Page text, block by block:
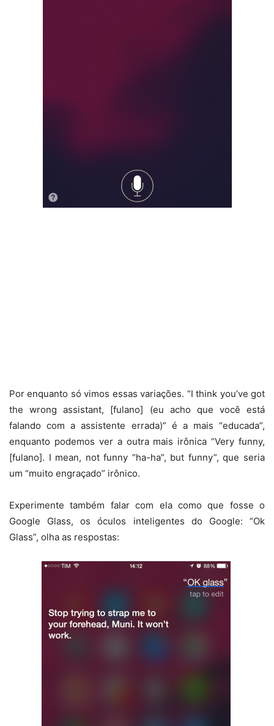
Por enquanto só vimos essas variações. “I think you’ve got
the wrong assistant, [fulano] (eu acho que você está
falando com a assistente errada)” é a mais “educada”,
enquanto podemos ver a outra mais irônica “Very funny,
[fulano]. I mean, not funny “ha-ha”, but funny”, que seria
um “muito engraçado” irônico.
Experimente também falar com ela como que fosse o
Google Glass, os óculos inteligentes do Google: “Ok
Glass”, olha as respostas: